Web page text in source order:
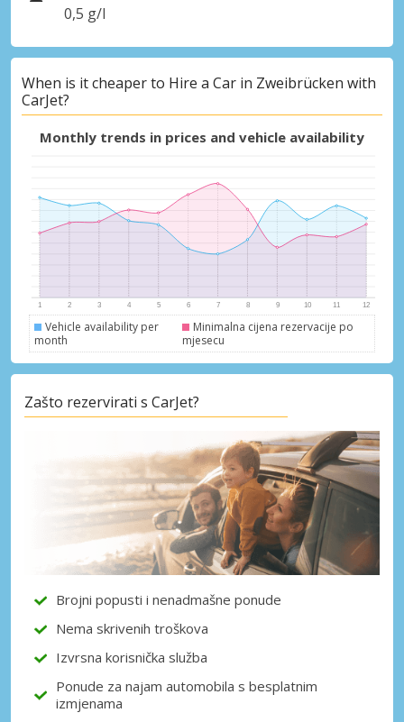
0,5 g/l
When is it cheaper to Hire a Car in Zweibrücken with
CarJet?
Monthly trends in prices and vehicle availability
Vehicle availability per
month
Minimalna cijena rezervacije po
mjesecu
Zašto rezervirati s CarJet?
Brojni popusti i nenadmašne ponude
Nema skrivenih troškova
Izvrsna korisnička služba
Ponude za najam automobila s besplatnim
izmjenama
Posebni popusti
Pristupite ekskluzivnim ponudama naših
dobavljača
Prijava putem eLinka